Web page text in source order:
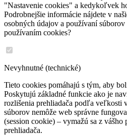
"Nastavenie cookies" a kedykoľvek
Podrobnejšie informácie nájdete v
osobných údajov a používaní súborov
používaním cookies?
Nevyhnutné (technické)
Tieto cookies pomáhajú s tým, aby
Poskytujú základné funkcie ako je
rozlišenia prehliadača podľa veľkosti
súborov nemôže web správne
(session cookie) – vymažú sa z vášho
prehliadača.